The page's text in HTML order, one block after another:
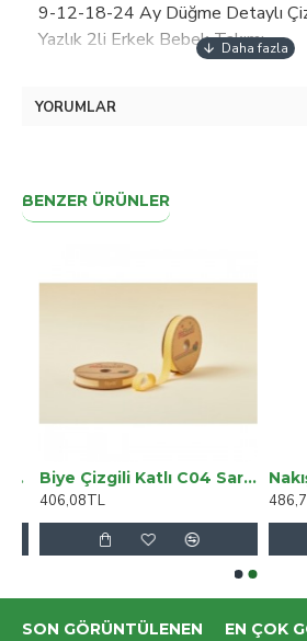
9-12-18-24 Ay Düğme Detaylı
Yazlık 2li Erkek Bebek Takımı
YORUMLAR
BENZER ÜRÜNLER
Biye Çizgili Katlı C04 Sarı 2 Cm 25 Metre %65 Koton %35 Polyester
406,08TL
Nakış
SON GÖRÜNTÜLENEN EN ÇOK